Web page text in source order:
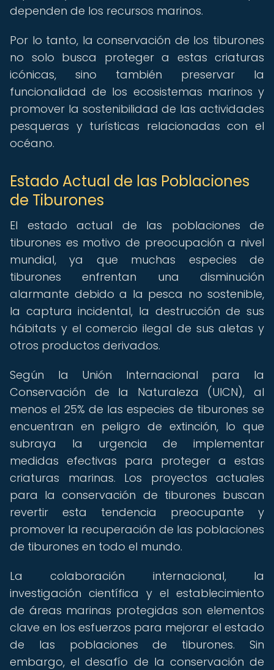
dependen de los recursos marinos.
Por lo tanto, la conservación de los tiburones
no solo busca proteger a estas criaturas
icónicas, sino también preservar la
funcionalidad de los ecosistemas marinos y
promover la sostenibilidad de las actividades
pesqueras y turísticas relacionadas con el
océano.
Estado Actual de las Poblaciones
de Tiburones
El estado actual de las poblaciones de
tiburones es motivo de preocupación a nivel
mundial, ya que muchas especies de
tiburones enfrentan una disminución
alarmante debido a la pesca no sostenible,
la captura incidental, la destrucción de sus
hábitats y el comercio ilegal de sus aletas y
otros productos derivados.
Según la Unión Internacional para la
Conservación de la Naturaleza (UICN), al
menos el 25% de las especies de tiburones se
encuentran en peligro de extinción, lo que
subraya la urgencia de implementar
medidas efectivas para proteger a estas
criaturas marinas. Los proyectos actuales
para la conservación de tiburones buscan
revertir esta tendencia preocupante y
promover la recuperación de las poblaciones
de tiburones en todo el mundo.
La colaboración internacional, la
investigación científica y el establecimiento
de áreas marinas protegidas son elementos
clave en los esfuerzos para mejorar el estado
de las poblaciones de tiburones. Sin
embargo, el desafío de la conservación de